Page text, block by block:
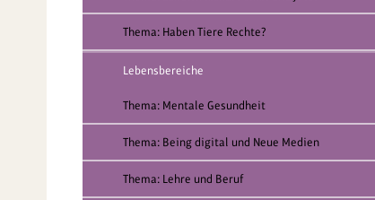
Thema: Haben Tiere Rechte?
Lebensbereiche
Thema: Mentale Gesundheit
Thema: Being digital und Neue Medien
Thema: Lehre und Beruf